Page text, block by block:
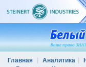
Главная Аналитика